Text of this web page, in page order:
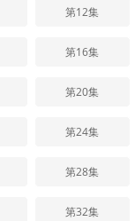
第12集
第16集
第20集
第24集
第28集
第32集